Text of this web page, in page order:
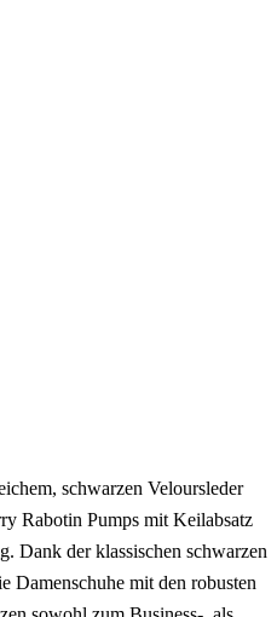
schwarzen Veloursleder
Rabotin Pumps mit Keilabsatz
Dank der klassischen schwarzen
Damenschuhe mit den robusten